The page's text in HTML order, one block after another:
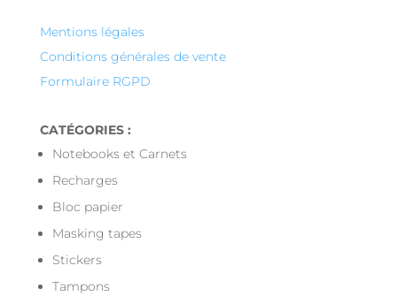
Mentions légales
Conditions générales de vente
Formulaire RGPD
CATÉGORIES :
Notebooks et Carnets
Recharges
Bloc papier
Masking tapes
Stickers
Tampons